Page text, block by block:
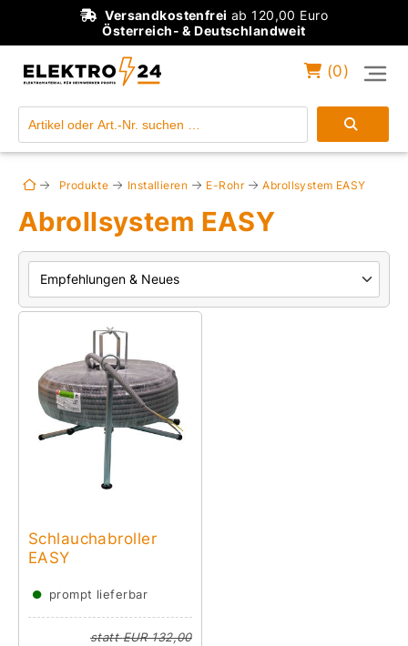
Versandkostenfrei ab 120,00 Euro
Österreich- & Deutschlandweit
Einloggen
(0)
Produkte Installieren E-Rohr Abrollsystem EASY
Abrollsystem EASY
Schlauchabroller
EASY
● prompt lieferbar
stattEUR 132,00